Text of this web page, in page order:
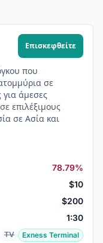
Επισκεφθείτε
που
σε
άμεσες
επιλέξιμους
σε Ασία και
78.79%
$10
$200
1:30
TV Exness Terminal